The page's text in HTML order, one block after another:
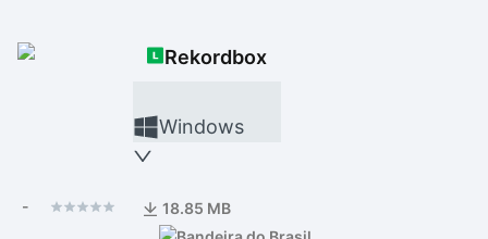
Rekordbox
Windows
- 18.85 MB